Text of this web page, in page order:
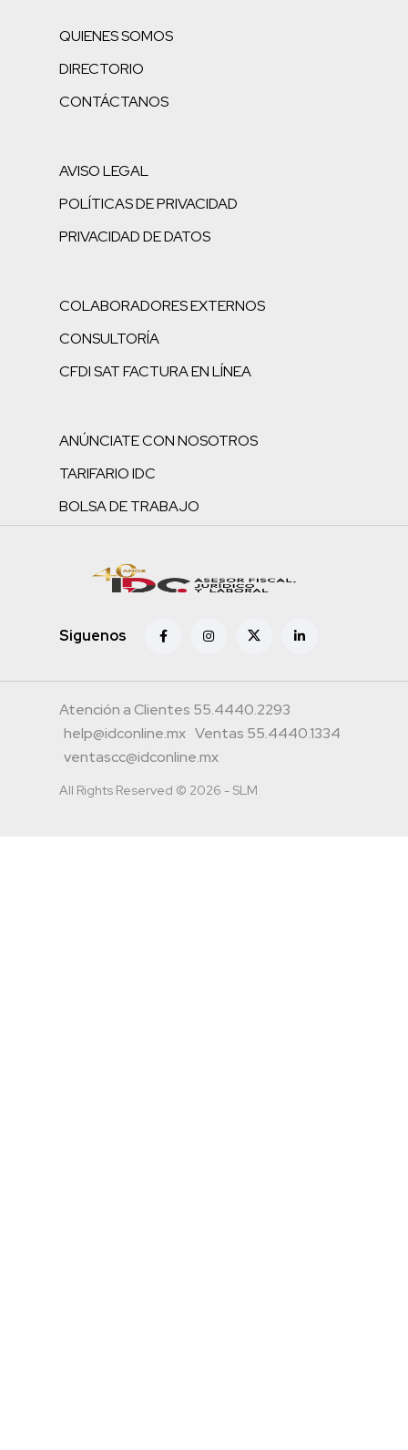
QUIENES SOMOS
DIRECTORIO
CONTÁCTANOS
AVISO LEGAL
POLÍTICAS DE PRIVACIDAD
PRIVACIDAD DE DATOS
COLABORADORES EXTERNOS
CONSULTORÍA
CFDI SAT FACTURA EN LÍNEA
ANÚNCIATE CON NOSOTROS
TARIFARIO IDC
BOLSA DE TRABAJO
Siguenos
Atención a Clientes 55.4440.2293
help@idconline.mx Ventas 55.4440.1334
ventascc@idconline.mx
All Rights Reserved © 2026 - SLM